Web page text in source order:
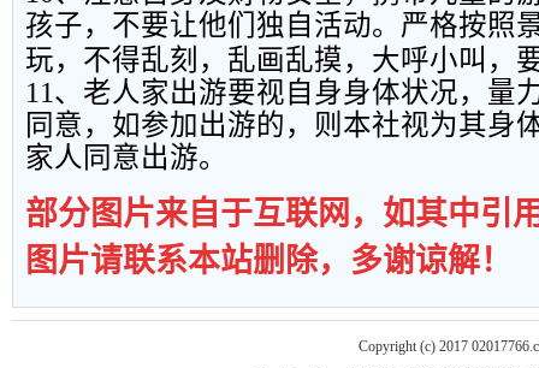
孩子，不要让他们独自活动。严格按照
玩，不得乱刻，乱画乱摸，大呼小叫，
11、老人家出游要视自身身体状况，量
同意，如参加出游的，则本社视为其身
家人同意出游。
部分图片来自于互联网，如其中引
图片请联系本站删除，多谢谅解！
Copyright (c) 2017